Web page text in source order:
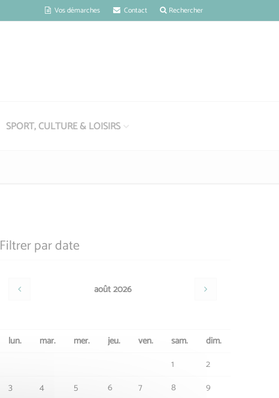
Vos démarches Contact Rechercher
SPORT, CULTURE & LOISIRS
Filtrer par date
août 2026
lun. mar. mer. jeu. ven. sam.
dim.
1
2
3
4 5 6 7 8
9